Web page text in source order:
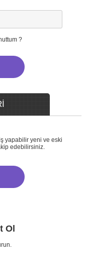
?
yapabilir yeni ve eski
edebilirsiniz.
Ol